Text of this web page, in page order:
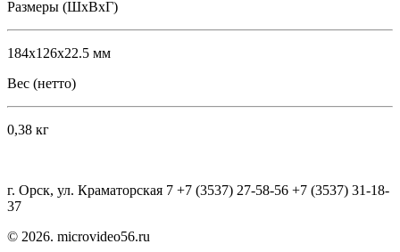
Размеры (ШхВхГ)
184x126x22.5 мм
Вес (нетто)
0,38 кг
г. Орск, ул. Краматорская 7 +7 (3537) 27-58-56 +7 (3537) 31-18-
37
© 2026. microvideo56.ru